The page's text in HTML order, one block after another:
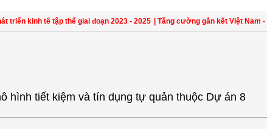
kinh tế tập thể giai đoạn 2023 - 2025 | Tăng cường gắn kết Việt Nam -
hình tiết kiệm và tín dụng tự quản thuộc Dự án 8